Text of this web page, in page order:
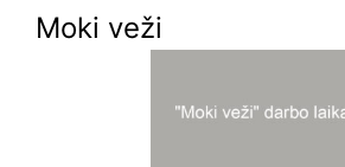
Moki veži